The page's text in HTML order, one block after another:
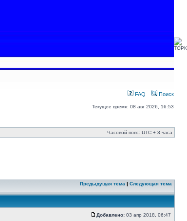
FAQ Поиск
Текущее время: 08 авг 2026, 16:53
Часовой пояс: UTC + 3 часа
Предыдущая тема | Следующая тема
Добавлено: 03 апр 2018, 06:47